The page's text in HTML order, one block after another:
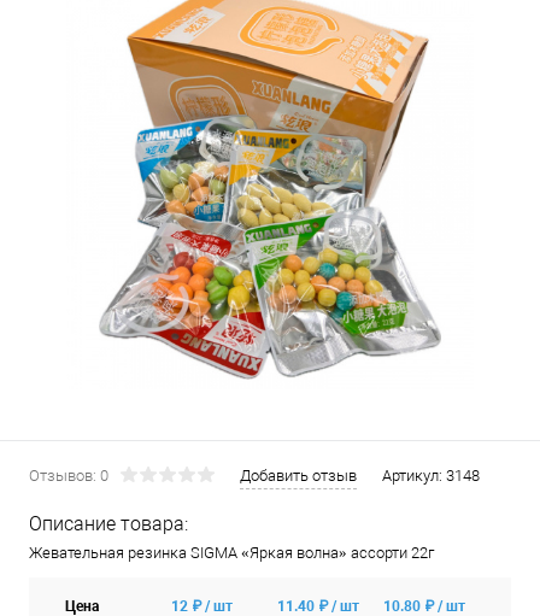
Отзывов: 0 Добавить отзыв Артикул: 3148
Описание товара:
Жевательная резинка SIGMA «Яркая волна» ассорти 22г
Цена
12 ₽ / шт
11.40 ₽ / шт
10.80 ₽ / шт